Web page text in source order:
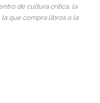
de cultura crítica, la
la que compra libros o la